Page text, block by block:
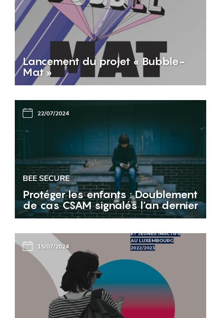
Lancement du projet « Bubble-
Mat »
22/07/2024
BEE SECURE
Protéger les enfants : Doublement
de cas CSAM signalés l’an dernier
15/07/2024